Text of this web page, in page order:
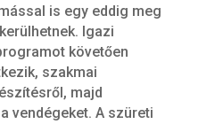
is egy eddig meg
Igazi
követően
szakmai
majd
vendégeket. A szüreti